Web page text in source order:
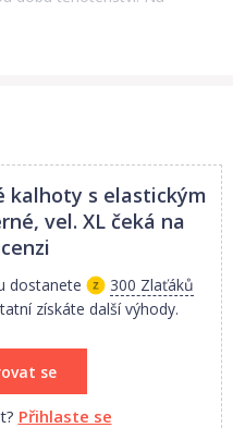
v klidovém stavu bez
kalhoty s elastickým
vel. XL čeká na
dostanete
300 Zlaťáků
získáte další výhody.
se
Přihlaste se